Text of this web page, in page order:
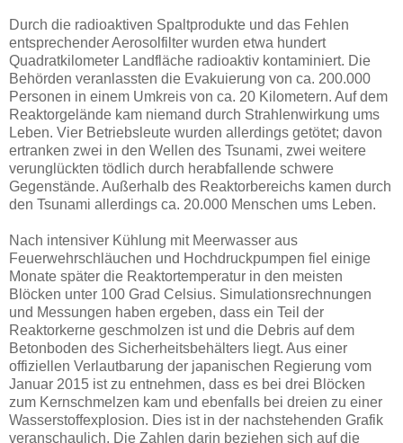
Durch die radioaktiven Spaltprodukte und das Fehlen
entsprechender Aerosolfilter wurden etwa hundert
Quadratkilometer Landfläche radioaktiv kontaminiert. Die
Behörden veranlassten die Evakuierung von ca. 200.000
Personen in einem Umkreis von ca. 20 Kilometern. Auf dem
Reaktorgelände kam niemand durch Strahlenwirkung ums
Leben. Vier Betriebsleute wurden allerdings getötet; davon
ertranken zwei in den Wellen des Tsunami, zwei weitere
verunglückten tödlich durch herabfallende schwere
Gegenstände. Außerhalb des Reaktorbereichs kamen durch
den Tsunami allerdings ca. 20.000 Menschen ums Leben.
Nach intensiver Kühlung mit Meerwasser aus
Feuerwehrschläuchen und Hochdruckpumpen fiel einige
Monate später die Reaktortemperatur in den meisten
Blöcken unter 100 Grad Celsius. Simulationsrechnungen
und Messungen haben ergeben, dass ein Teil der
Reaktorkerne geschmolzen ist und die Debris auf dem
Betonboden des Sicherheitsbehälters liegt. Aus einer
offiziellen Verlautbarung der japanischen Regierung vom
Januar 2015 ist zu entnehmen, dass es bei drei Blöcken
zum Kernschmelzen kam und ebenfalls bei dreien zu einer
Wasserstoffexplosion. Dies ist in der nachstehenden Grafik
veranschaulich. Die Zahlen darin beziehen sich auf die